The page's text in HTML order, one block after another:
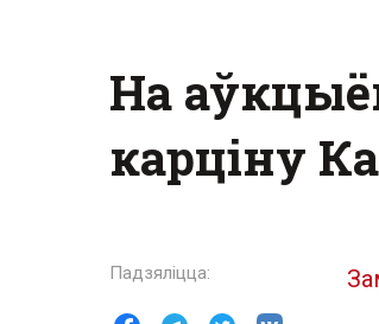
На
карціну